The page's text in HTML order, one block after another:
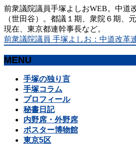
前衆議院議員手塚よしおWEB。中道
（世田谷）。都議１期、衆院６期、
現在、東京都連幹事長など。
前衆議院議員 手塚よしお：中道改革
MENU
手塚の独り言
手塚コラム
プロフィール
秘書日記
内野席・外野席
ポスター博物館
東京5区